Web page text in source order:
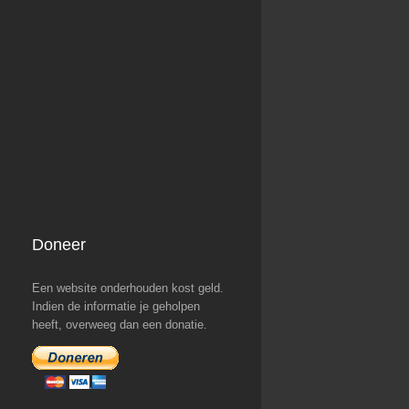
Doneer
Een website onderhouden kost geld.
Indien de informatie je geholpen
heeft, overweeg dan een donatie.